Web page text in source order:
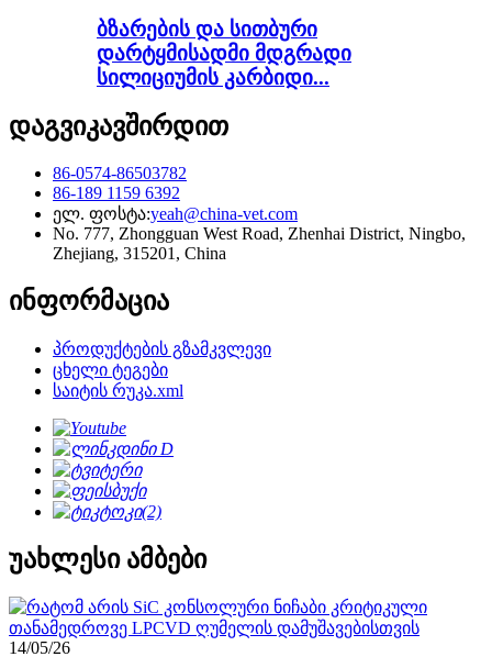
ბზარების და სითბური
დარტყმისადმი მდგრადი
სილიციუმის კარბიდი...
დაგვიკავშირდით
86-0574-86503782
86-189 1159 6392
ელ. ფოსტა:yeah@china-vet.com
No. 777, Zhongguan West Road, Zhenhai District, Ningbo,
Zhejiang, 315201, China
ინფორმაცია
პროდუქტების გზამკვლევი
ცხელი ტეგები
საიტის რუკა.xml
უახლესი ამბები
14/05/26